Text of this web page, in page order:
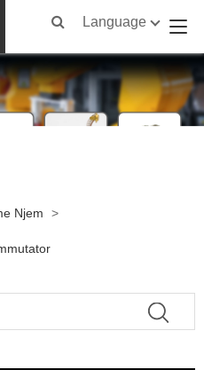
Language
Njem
>